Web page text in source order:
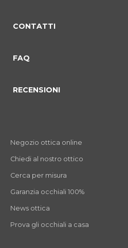
CONTATTI
FAQ
RECENSIONI
Negozio ottica online
Chiedi al nostro ottico
Cerca per misura
Garanzia occhiali 100%
News ottica
Prova gli occhiali a casa